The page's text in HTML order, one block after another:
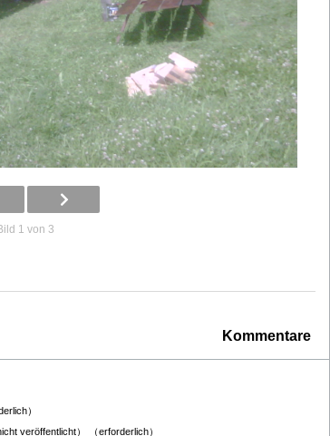
1 von 3
Kommentare
）
veröffentlicht） （erforderlich）